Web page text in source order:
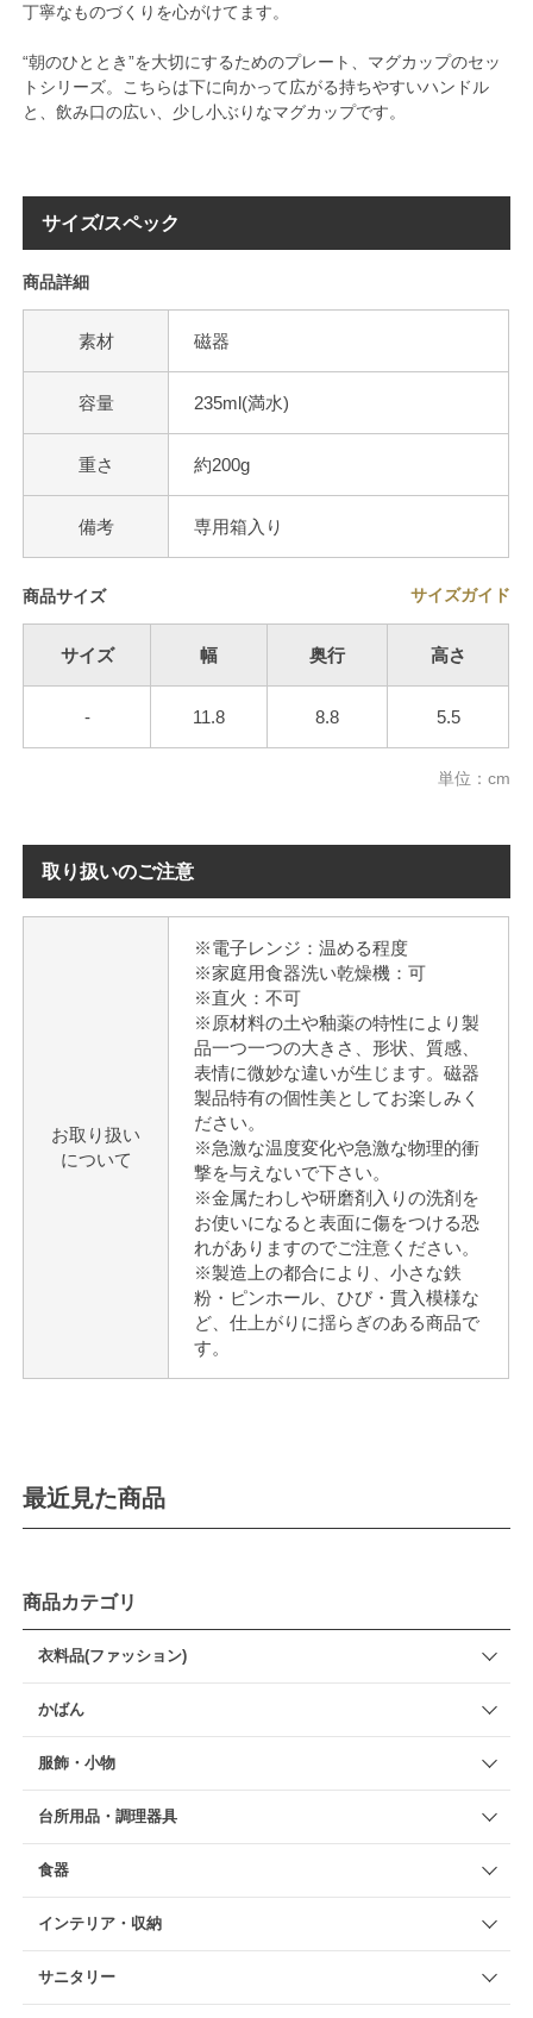
丁寧なものづくりを心がけてます。
“朝のひととき”を大切にするためのプレート、マグカップのセッ
トシリーズ。こちらは下に向かって広がる持ちやすいハンドル
と、飲み口の広い、少し小ぶりなマグカップです。
サイズ/スペック
商品詳細
素材 磁器
容量 235ml(満水)
重さ 約200g
備考 専用箱入り
商品サイズ サイズガイド
サイズ 幅 奥行 高さ
- 11.8 8.8 5.5
単位：cm
取り扱いのご注意
お取り扱い
について
※電子レンジ：温める程度
※家庭用食器洗い乾燥機：可
※直火：不可
※原材料の土や釉薬の特性により製
品一つ一つの大きさ、形状、質感、
表情に微妙な違いが生じます。磁器
製品特有の個性美としてお楽しみく
ださい。
※急激な温度変化や急激な物理的衝
撃を与えないで下さい。
※金属たわしや研磨剤入りの洗剤を
お使いになると表面に傷をつける恐
れがありますのでご注意ください。
※製造上の都合により、小さな鉄
粉・ピンホール、ひび・貫入模様な
ど、仕上がりに揺らぎのある商品で
す。
最近見た商品
商品カテゴリ
衣料品(ファッション)
かばん
服飾・小物
台所用品・調理器具
食器
インテリア・収納
サニタリー